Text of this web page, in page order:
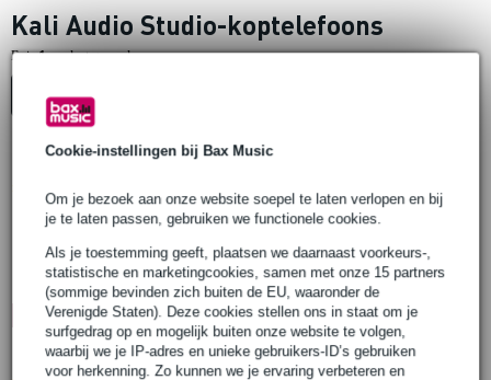
Cookie-instellingen bij Bax Music
Om je bezoek aan onze website soepel te laten verlopen en bij
je te laten passen, gebruiken we functionele cookies.
Als je toestemming geeft, plaatsen we daarnaast voorkeurs-,
statistische en marketingcookies, samen met onze 15 partners
(sommige bevinden zich buiten de EU, waaronder de
Verenigde Staten). Deze cookies stellen ons in staat om je
surfgedrag op en mogelijk buiten onze website te volgen,
waarbij we je IP-adres en unieke gebruikers-ID’s gebruiken
voor herkenning. Zo kunnen we je ervaring verbeteren en
Kali Audio Studio-koptelefoons
Er is1product gevonden.
Top-10
🔥HOT & NEW
Kali Audio HP-1 hoofdtelefoon
Adviesprijs € 238,- € 167,-
Op voorraad
Ook in1 winkelop voorraad